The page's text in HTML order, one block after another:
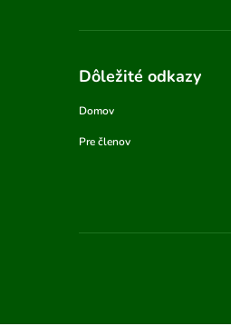
Dôležité odkazy
Domov
Pre členov